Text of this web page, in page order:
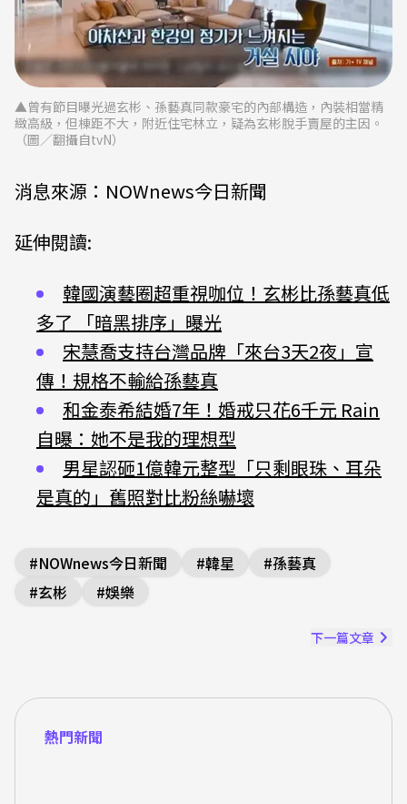
▲曾有節目曝光過玄彬、孫藝真同款豪宅的內部構造，內裝相當精
緻高級，但棟距不大，附近住宅林立，疑為玄彬脫手賣屋的主因。
（圖／翻攝自tvN）
消息來源：NOWnews今日新聞
延伸閱讀:
韓國演藝圈超重視咖位！玄彬比孫藝真低
多了 「暗黑排序」曝光
宋慧喬支持台灣品牌「來台3天2夜」宣
傳！規格不輸給孫藝真
和金泰希結婚7年！婚戒只花6千元 Rain
自曝：她不是我的理想型
男星認砸1億韓元整型「只剩眼珠、耳朵
是真的」舊照對比粉絲嚇壞
#NOWnews今日新聞 #韓星 #孫藝真
#玄彬 #娛樂
下一篇文章
熱門新聞